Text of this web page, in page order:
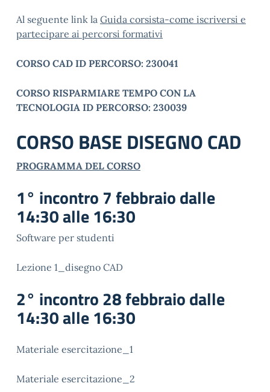
Al seguente link la Guida corsista-come iscriversi e
partecipare ai percorsi formativi
CORSO CAD ID PERCORSO: 230041
CORSO RISPARMIARE TEMPO CON LA
TECNOLOGIA ID PERCORSO: 230039
CORSO BASE DISEGNO CAD
PROGRAMMA DEL CORSO
1° incontro 7 febbraio dalle
14:30 alle 16:30
Software per studenti
Lezione 1_disegno CAD
2° incontro 28 febbraio dalle
14:30 alle 16:30
Materiale esercitazione_1
Materiale esercitazione_2